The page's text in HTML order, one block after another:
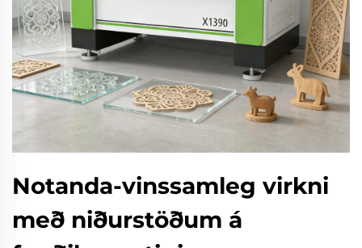
Notanda-vinssamleg virkni
með niðurstöðum á